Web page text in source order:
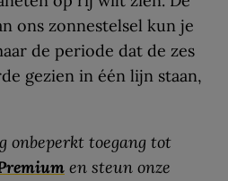
ons zonnestelsel kun je
de periode dat de zes
gezien in één lijn staan,
onbeperkt toegang tot
en steun onze